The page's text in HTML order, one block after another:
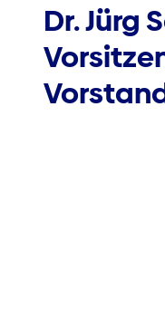
Dr. Jürg